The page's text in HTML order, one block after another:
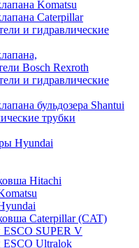
Komatsu
Caterpillar
и гидравлические
Bosch Rexroth
и гидравлические
бульдозера Shantui
трубки
Hyundai
Hitachi
Caterpillar (CAT)
SUPER V
ESCO Ultralok